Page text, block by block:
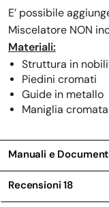
E’ possibile
Miscelatore NON
Materiali:
Struttura in
Piedini cromati
Guide in metallo
Maniglia cromata
Manuali e
Recensioni18